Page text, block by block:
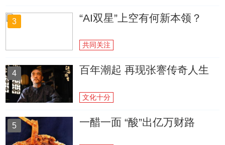
3 “AI双星”上空有何新本领？
共同关注
4 百年潮起 再现张謇传奇人生
文化十分
5 一醋一面 “酸”出亿万财路